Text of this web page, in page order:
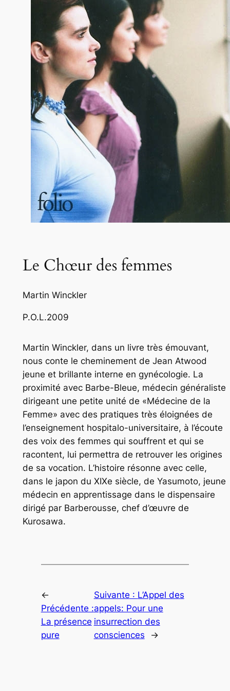
Le Chœur des femmes
Martin Winckler
P.O.L.2009
Martin Winckler, dans un livre très émouvant,
nous conte le cheminement de Jean Atwood
jeune et brillante interne en gynécologie. La
proximité avec Barbe-Bleue, médecin généraliste
dirigeant une petite unité de «Médecine de la
Femme» avec des pratiques très éloignées de
l’enseignement hospitalo-universitaire, à l’écoute
des voix des femmes qui souffrent et qui se
racontent, lui permettra de retrouver les origines
de sa vocation. L’histoire résonne avec celle,
dans le japon du XIXe siècle, de Yasumoto, jeune
médecin en apprentissage dans le dispensaire
dirigé par Barberousse, chef d’œuvre de
Kurosawa.
←
Précédente :
La présence
pure
Suivante : L’Appel des
appels: Pour une
insurrection des
consciences
→